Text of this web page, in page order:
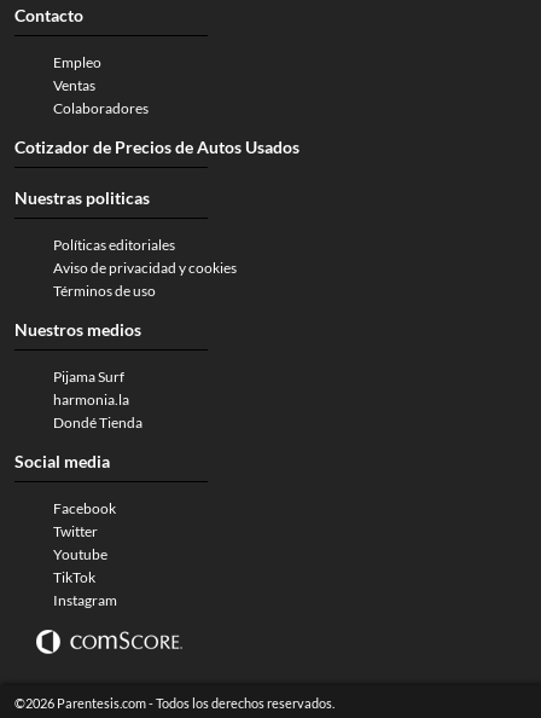
Contacto
Empleo
Ventas
Colaboradores
Cotizador de Precios de Autos Usados
Nuestras politicas
Políticas editoriales
Aviso de privacidad y cookies
Términos de uso
Nuestros medios
Pijama Surf
harmonia.la
Dondé Tienda
Social media
Facebook
Twitter
Youtube
TikTok
Instagram
©2026 Parentesis.com - Todos los derechos reservados.